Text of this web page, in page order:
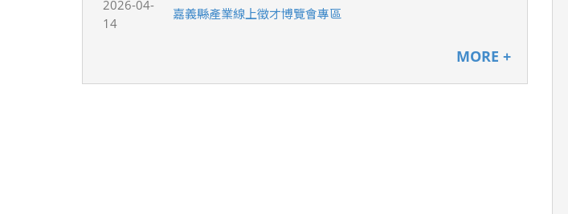
2026-04-
14
嘉義縣產業線上徵才博覽會專區
MORE +